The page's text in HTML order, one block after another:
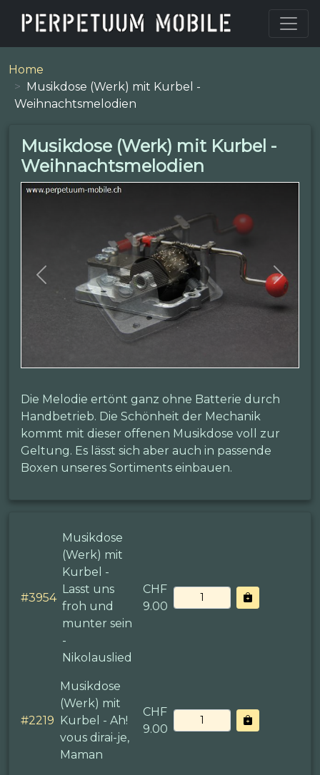
Home
Musikdose (Werk) mit Kurbel -
Weihnachtsmelodien
Musikdose (Werk) mit Kurbel -
Weihnachtsmelodien
Previous Next
Die Melodie ertönt ganz ohne Batterie durch
Handbetrieb. Die Schönheit der Mechanik
kommt mit dieser offenen Musikdose voll zur
Geltung. Es lässt sich aber auch in passende
Boxen unseres Sortiments einbauen.
#3954
Musikdose
(Werk) mit
Kurbel -
Lasst uns
froh und
munter sein
-
Nikolauslied
CHF
9.00
#2219
Musikdose
(Werk) mit
Kurbel - Ah!
vous dirai-je,
Maman
CHF
9.00